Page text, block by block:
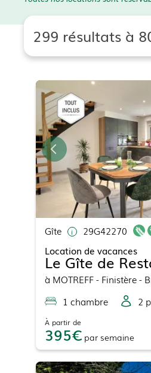
299 résultats à
Gîte
29G42270
Location de vacances
Le Gîte de
à MOTREFF- Finistère -
1 chambre 2
À partir de
395 par semaine